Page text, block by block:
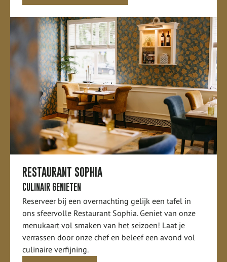
RESTAURANT SOPHIA
CULINAIR GENIETEN
Reserveer bij een overnachting gelijk een tafel in
ons sfeervolle Restaurant Sophia. Geniet van onze
menukaart vol smaken van het seizoen! Laat je
verrassen door onze chef en beleef een avond vol
culinaire verfijning.